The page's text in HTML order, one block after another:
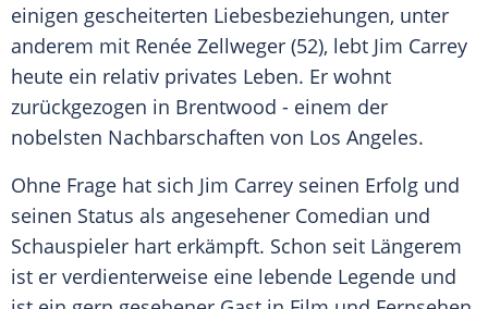
einigen gescheiterten Liebesbeziehungen, unter
anderem mit Renée Zellweger (52), lebt Jim Carrey
heute ein relativ privates Leben. Er wohnt
zurückgezogen in Brentwood - einem der
nobelsten Nachbarschaften von Los Angeles.
Ohne Frage hat sich Jim Carrey seinen Erfolg und
seinen Status als angesehener Comedian und
Schauspieler hart erkämpft. Schon seit Längerem
ist er verdienterweise eine lebende Legende und